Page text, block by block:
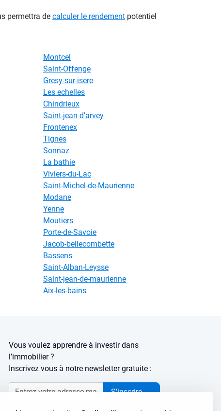
permettra de calculer le rendement potentiel
Montcel
Saint-Offenge
Gresy-sur-isere
Les echelles
Chindrieux
Saint-jean-d'arvey
Frontenex
Tignes
Sonnaz
La bathie
Viviers-du-Lac
Saint-Michel-de-Maurienne
Modane
Yenne
Moutiers
Porte-de-Savoie
Jacob-bellecombette
Bassens
Saint-Alban-Leysse
Saint-jean-de-maurienne
Aix-les-bains
Vous voulez apprendre à investir dans
l’immobilier ?
Inscrivez vous à notre newsletter gratuite :
S'inscrire→